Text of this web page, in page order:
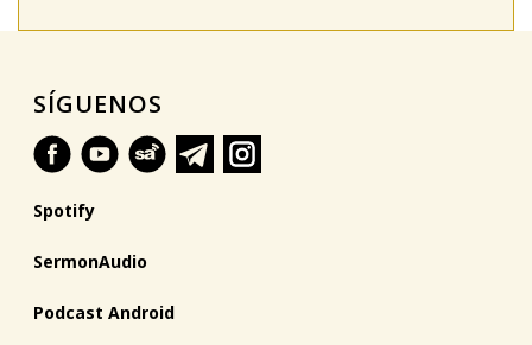
SÍGUENOS
Spotify
SermonAudio
Podcast Android